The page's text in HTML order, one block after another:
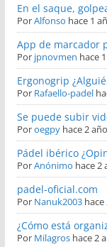
En el saque,
PorAlfonso hace 1
App de marcador
Por jpnovmen hace
Ergonogrip
Por Rafaello-padel
Se puede subir
Poroegpy hace 2
Pádel ibérico
PorAnónimo hace 2
padel-oficial.com
Por Nanuk2003 hace
¿Cómo está
Por Milagros hace 2